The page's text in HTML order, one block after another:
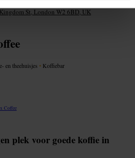
St, London W2 6BD, UK
en theehuisjes • Koffiebar
Coffee
plek voor goede koffie in